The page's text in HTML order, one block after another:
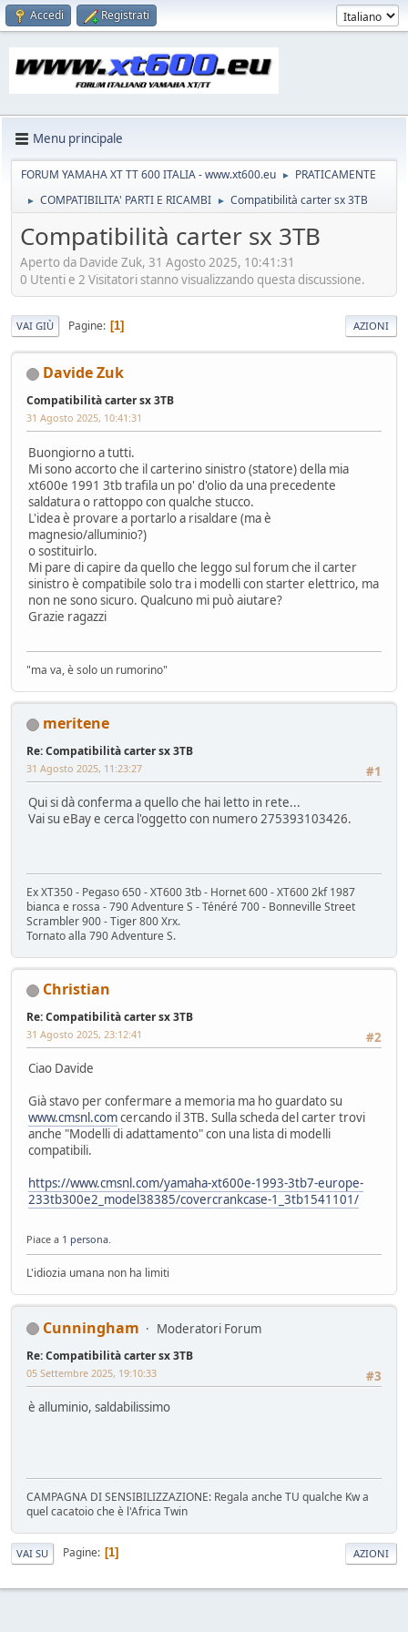
Accedi Registrati
Menu principale
FORUM YAMAHA XT TT 600 ITALIA - www.xt600.eu ► PRATICAMENTE
► COMPATIBILITA' PARTI E RICAMBI ► Compatibilità carter sx 3TB
Compatibilità carter sx 3TB
Aperto da Davide Zuk, 31 Agosto 2025, 10:41:31
0 Utenti e 2 Visitatori stanno visualizzando questa discussione.
VAI GIÙ Pagine 1 AZIONI
Davide Zuk
Compatibilità carter sx 3TB
31 Agosto 2025, 10:41:31
Buongiorno a tutti.
Mi sono accorto che il carterino sinistro (statore) della mia
xt600e 1991 3tb trafila un po' d'olio da una precedente
saldatura o rattoppo con qualche stucco.
L'idea è provare a portarlo a risaldare (ma è
magnesio/alluminio?)
o sostituirlo.
Mi pare di capire da quello che leggo sul forum che il carter
sinistro è compatibile solo tra i modelli con starter elettrico, ma
non ne sono sicuro. Qualcuno mi può aiutare?
Grazie ragazzi
"ma va, è solo un rumorino"
meritene
Re: Compatibilità carter sx 3TB
#1
31 Agosto 2025, 11:23:27
Qui si dà conferma a quello che hai letto in rete...
Vai su eBay e cerca l'oggetto con numero 275393103426.
Ex XT350 - Pegaso 650 - XT600 3tb - Hornet 600 - XT600 2kf 1987
bianca e rossa - 790 Adventure S - Ténéré 700 - Bonneville Street
Scrambler 900 - Tiger 800 Xrx.
Tornato alla 790 Adventure S.
Christian
Re: Compatibilità carter sx 3TB
#2
31 Agosto 2025, 23:12:41
Ciao Davide
Già stavo per confermare a memoria ma ho guardato su
www.cmsnl.comcercando il 3TB. Sulla scheda del carter trovi
anche "Modelli di adattamento" con una lista di modelli
compatibili.
https://www.cmsnl.com/yamaha-xt600e-1993-3tb7-europe-
233tb300e2_model38385/covercrankcase-1_3tb1541101/
Piace a 1 persona
L'idiozia umana non ha limiti
Cunningham Moderatori Forum
Re: Compatibilità carter sx 3TB
#3
05 Settembre 2025, 19:10:33
è alluminio, saldabilissimo
CAMPAGNA DI SENSIBILIZZAZIONE: Regala anche TU qualche Kw a
quel cacatoio che è l'Africa Twin
VAI SU Pagine 1 AZIONI